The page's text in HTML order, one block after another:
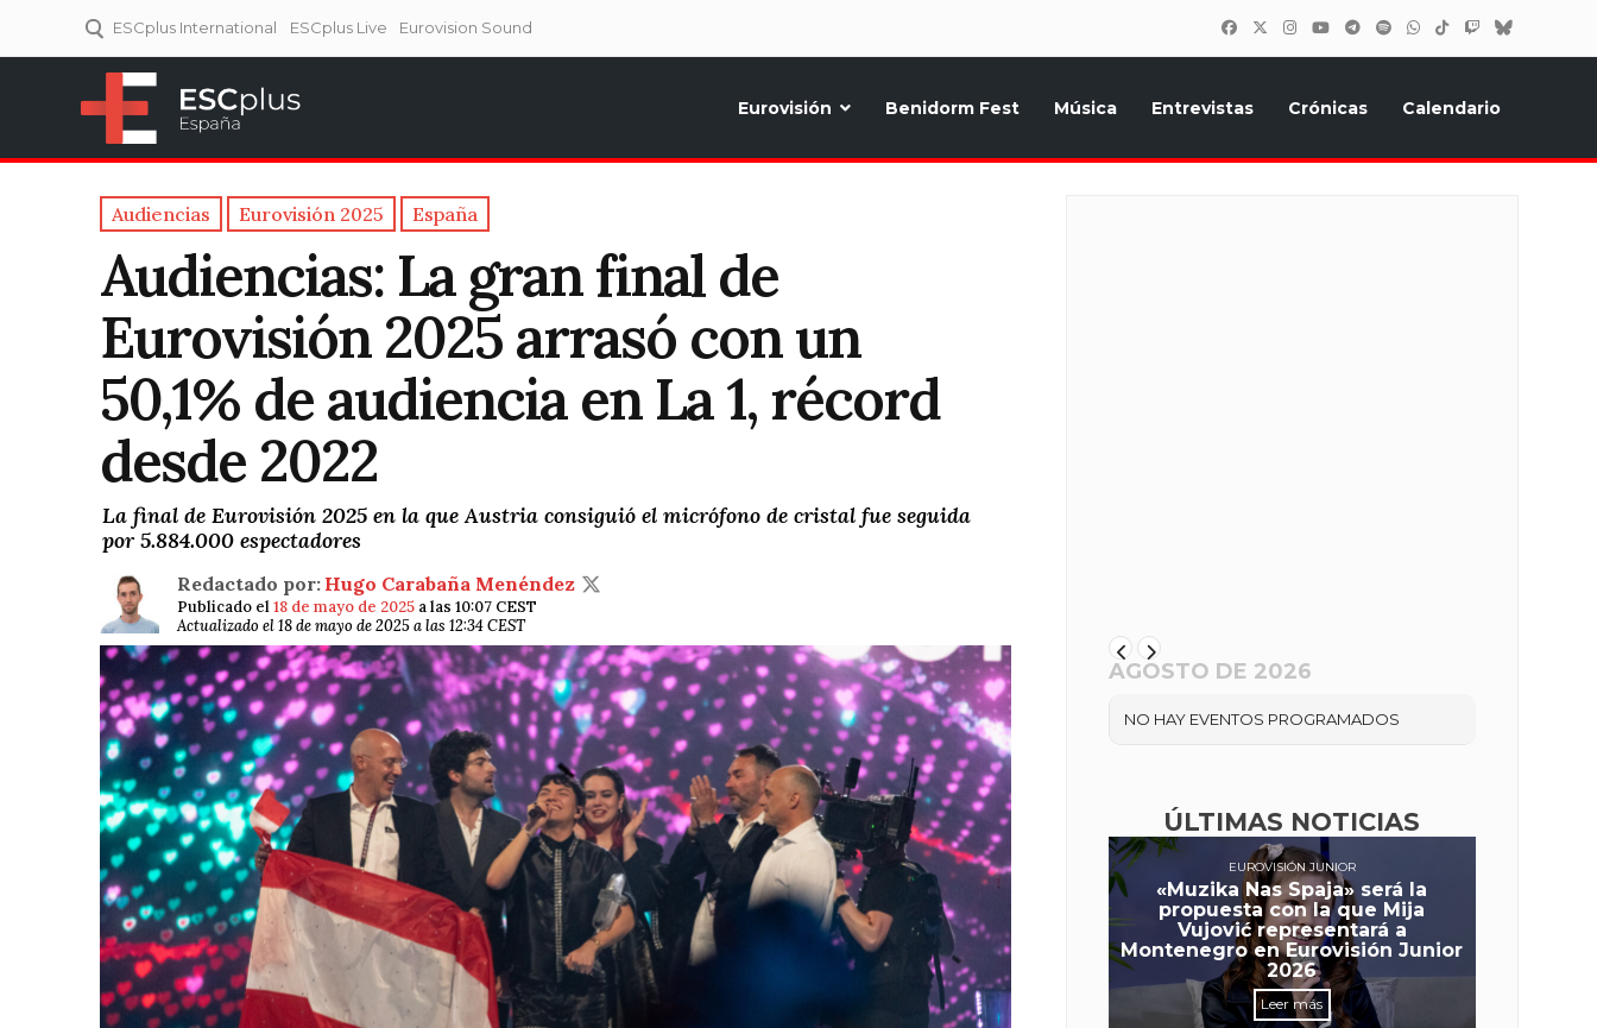
ESCplus International ESCplus Live Eurovision Sound
Eurovisión Benidorm Fest Música Entrevistas Crónicas Calendario
Audiencias Eurovisión 2025 España
Audiencias: La gran final de
Eurovisión 2025 arrasó con un
50,1% de audiencia en La 1, récord
desde 2022
La final de Eurovisión 2025 en la que Austria consiguió el micrófono de cristal fue seguida
por 5.884.000 espectadores
Redactado por: Hugo Carabaña Menéndez
Publicado el18 de mayo de 2025 a las 10:07 CEST
Actualizado el 18 de mayo de 2025 a las 12:34 CEST
AGOSTO DE 2026
NO HAY EVENTOS PROGRAMADOS
ÚLTIMAS NOTICIAS
EUROVISIÓN JUNIOR
«Muzika Nas Spaja» será la
propuesta con la que Mija
Vujović representará a
Montenegro en Eurovisión Junior
2026
Leer más